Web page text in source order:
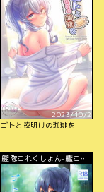
2023/10/2
ゴトと夜明けの珈琲を
艦隊これくしょん-艦こ
れ-